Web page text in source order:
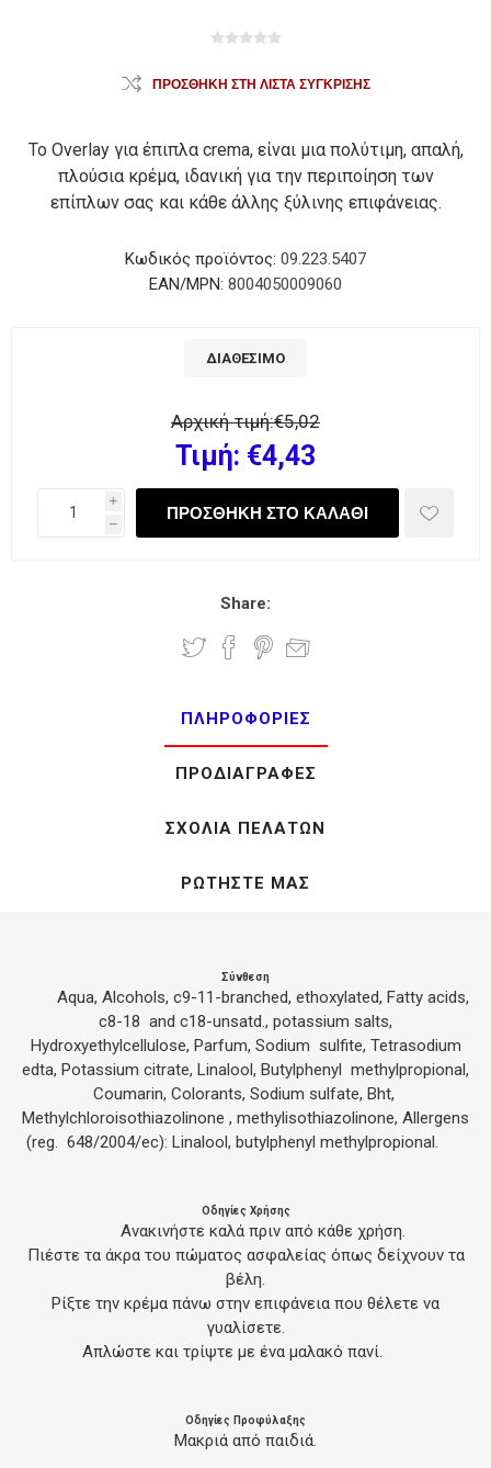
ΠΡΟΣΘΉΚΗ ΣΤΗ ΛΊΣΤΑ ΣΎΓΚΡΙΣΗΣ
Το Overlay για έπιπλα crema, είναι μια πολύτιμη, απαλή,
πλούσια κρέμα, ιδανική για την περιποίηση των
επίπλων σας και κάθε άλλης ξύλινης επιφάνειας.
Κωδικός προϊόντος: 09.223.5407
EAN/MPN: 8004050009060
ΔΙΑΘΈΣΙΜΟ
Αρχική τιμή:€5,02
Τιμή: €4,43
i
h
Share:
ΠΛΗΡΟΦΟΡΊΕΣ
ΠΡΟΔΙΑΓΡΑΦΈΣ
ΣΧΌΛΙΑ ΠΕΛΑΤΏΝ
ΡΩΤΉΣΤΕ ΜΑΣ
Σύνθεση
Aqua, Alcohols, c9-11-branched, ethoxylated, Fatty acids,
c8-18 and c18-unsatd., potassium salts,
Hydroxyethylcellulose, Parfum, Sodium sulfite, Tetrasodium
edta, Potassium citrate, Linalool, Butylphenyl methylpropional,
Coumarin, Colorants, Sodium sulfate, Bht,
Methylchloroisothiazolinone , methylisothiazolinone, Allergens
(reg. 648/2004/ec): Linalool, butylphenyl methylpropional.
Οδηγίες Χρήσης
Ανακινήστε καλά πριν από κάθε χρήση.
Πιέστε τα άκρα του πώματος ασφαλείας όπως δείχνουν τα
βέλη.
Ρίξτε την κρέμα πάνω στην επιφάνεια που θέλετε να
γυαλίσετε.
Απλώστε και τρίψτε με ένα μαλακό πανί.
Οδηγίες Προφύλαξης
Μακριά από παιδιά.